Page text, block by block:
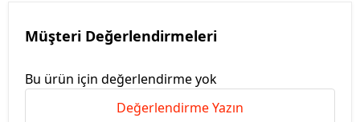
Müşteri Değerlendirmeleri
Bu ürün için değerlendirme yok
Değerlendirme Yazın